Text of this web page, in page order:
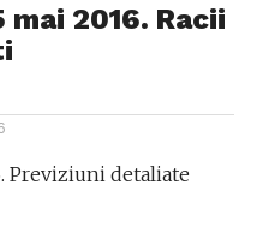
2016. Racii
Previziuni detaliate